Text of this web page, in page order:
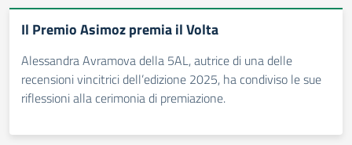
Il Premio Asimoz premia il Volta
Alessandra Avramova della 5AL, autrice di una delle
recensioni vincitrici dell’edizione 2025, ha condiviso le sue
riflessioni alla cerimonia di premiazione.